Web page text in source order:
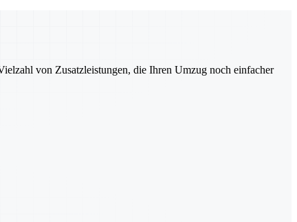
von Zusatzleistungen, die Ihren Umzug noch einfacher